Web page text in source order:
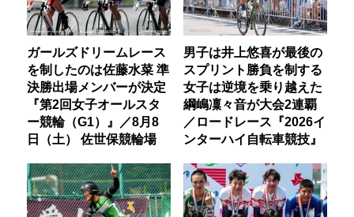
ガールズドリームレース
を制したのは佐藤水菜 準
決勝出場メンバーが決定
『第2回女子オールスタ
ー競輪（G1）』／8月8
日（土） 佐世保競輪場
男子は井上悠喜が最後の
スプリント勝負を制する
女子は逆境を乗り越えた
綱嶋凜々音が大会2連覇
／ロードレース『2026イ
ンターハイ自転車競技』